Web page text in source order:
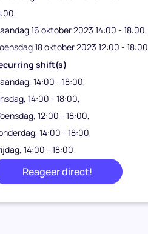
16 oktober 2023 14:00 - 18:00
18 oktober 2023 12:00 - 18:00
shift(s)
14:00 - 18:00
14:00 - 18:00
12:00 - 18:00
14:00 - 18:00
14:00 - 18:00
Reageer direct!